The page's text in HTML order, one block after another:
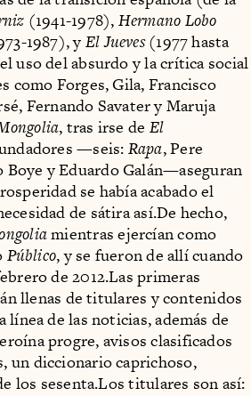
(1941-1978), Hermano Lobo
1987), y El Jueves(1977 hasta
uso del absurdo y la crítica social
como Forges, Gila, Francisco
Fernando Savater y Maruja
, tras irse de El
—seis: Rapa, Pere
y Eduardo Galán—aseguran
se había acabado el
de sátira así.De hecho,
mientras ejercían como
Público, y se fueron de allí cuando
de 2012.Las primeras
llenas de titulares y contenidos
de las noticias, además de
progre, avisos clasificados
un diccionario caprichoso,
los sesenta.Los titulares son así: